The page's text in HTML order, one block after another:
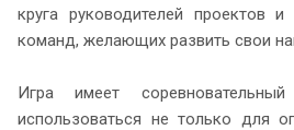
круга руководителей проектов и
команд, желающих развить свои
Игра имеет
использоваться не только для